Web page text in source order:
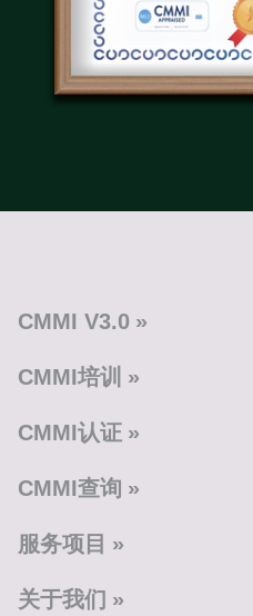
CMMI V3.0
CMMI培训
CMMI认证
CMMI查询
服务项目
关于我们